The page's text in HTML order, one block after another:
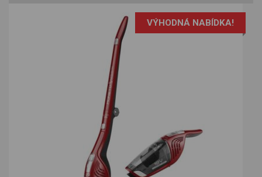
VÝHODNÁ NABÍDKA!